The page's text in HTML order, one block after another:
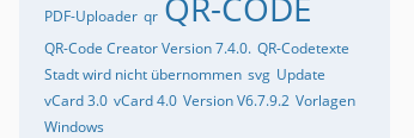
PDF-Uploader qr
QR-Code Creator Version 7.4.0. QR-Codetexte
Stadt wird nicht übernommen svg Update
vCard 3.0 vCard 4.0 Version V6.7.9.2 Vorlagen
Windows